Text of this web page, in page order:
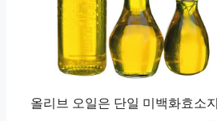
올리브 오일은 단일 미백화효소지